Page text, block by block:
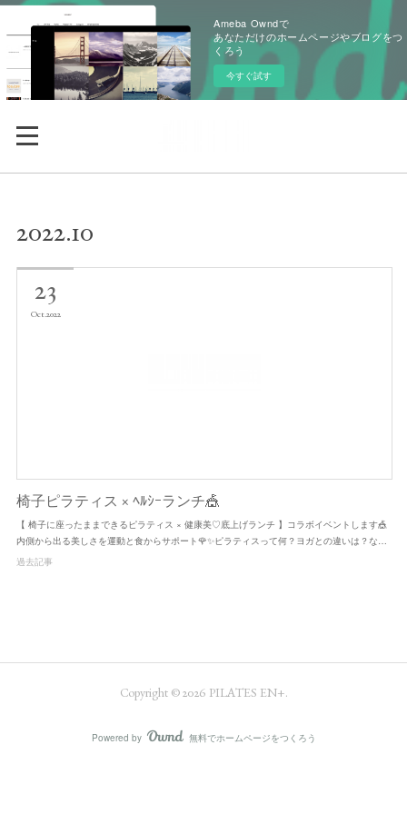
Ameba Owndで
あなただけのホームページやブログをつ
くろう
今すぐ試す
2022.10
椅子ピラティス × ﾍﾙｼｰランチ🎪
【 椅子に座ったままできるピラティス × 健康美♡底上げランチ ‎】コラボイベントします🎪
内側から出る美しさを運動と食からサポート🌹✨ピラティスって何？ヨガとの違いは？な…
23
Oct2022
過去記事
Copyright ©2026 PILATES EN+.
Powered by AmebaOwnd
無料でホームページをつくろう